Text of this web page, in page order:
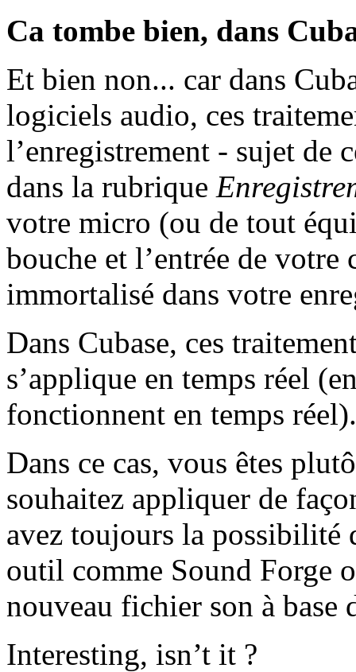
Ca tombe bien, dans
Et bien non... car dans
logiciels audio, ces
l’enregistrement - sujet de
dans la rubrique
votre micro (ou de tout
bouche et l’entrée de
immortalisé dans votre
Dans Cubase, ces
s’applique en temps réel
fonctionnent en temps réel).
Dans ce cas, vous êtes
souhaitez appliquer de
avez toujours la possibilité
outil comme Sound Forge
nouveau fichier son à base
Interesting, isn’t it ?